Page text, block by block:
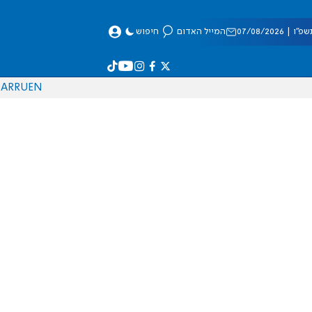
08/2026 המייל האדום חיפוש
EN
RU
AR